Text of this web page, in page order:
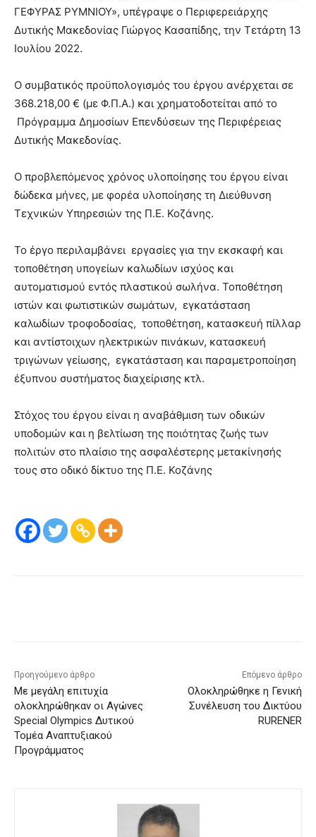
ΓΕΦΥΡΑΣ ΡΥΜΝΙΟΥ», υπέγραψε ο Περιφερειάρχης
Δυτικής Μακεδονίας Γιώργος Κασαπίδης, την Τετάρτη 13
Ιουλίου 2022.
Ο συμβατικός προϋπολογισμός του έργου ανέρχεται σε
368.218,00 € (με Φ.Π.Α.) και χρηματοδοτείται από το
Πρόγραμμα Δημοσίων Επενδύσεων της Περιφέρειας
Δυτικής Μακεδονίας.
Ο προβλεπόμενος χρόνος υλοποίησης του έργου είναι
δώδεκα μήνες, με φορέα υλοποίησης τη Διεύθυνση
Τεχνικών Υπηρεσιών της Π.Ε. Κοζάνης.
Το έργο περιλαμβάνει εργασίες για την εκσκαφή και
τοποθέτηση υπογείων καλωδίων ισχύος και
αυτοματισμού εντός πλαστικού σωλήνα. Τοποθέτηση
ιστών και φωτιστικών σωμάτων, εγκατάσταση
καλωδίων τροφοδοσίας, τοποθέτηση, κατασκευή πίλλαρ
και αντίστοιχων ηλεκτρικών πινάκων, κατασκευή
τριγώνων γείωσης, εγκατάσταση και παραμετροποίηση
έξυπνου συστήματος διαχείρισης κτλ.
Στόχος του έργου είναι η αναβάθμιση των οδικών
υποδομών και η βελτίωση της ποιότητας ζωής των
πολιτών στο πλαίσιο της ασφαλέστερης μετακίνησής
τους στο οδικό δίκτυο της Π.Ε. Κοζάνης
Προηγούμενο άρθρο
Με μεγάλη επιτυχία
ολοκληρώθηκαν οι Αγώνες
Special Olympics Δυτικού
Τομέα Αναπτυξιακού
Προγράμματος
Επόμενο άρθρο
Ολοκληρώθηκε η Γενική
Συνέλευση του Δικτύου
RURENER